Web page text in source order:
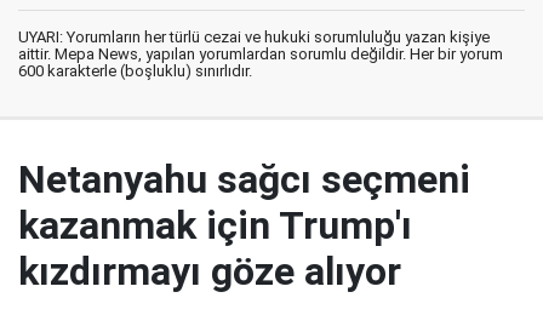
UYARI: Yorumların her türlü cezai ve hukuki sorumluluğu yazan kişiye
aittir. Mepa News, yapılan yorumlardan sorumlu değildir. Her bir yorum
600 karakterle (boşluklu) sınırlıdır.
Netanyahu sağcı seçmeni
kazanmak için Trump'ı
kızdırmayı göze alıyor